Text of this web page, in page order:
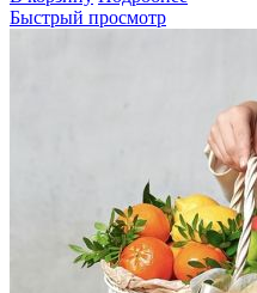
Быстрый просмотр